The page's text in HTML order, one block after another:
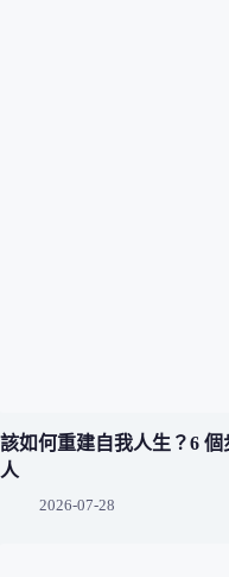
該如何重建自我人生？6
人
2026-07-28